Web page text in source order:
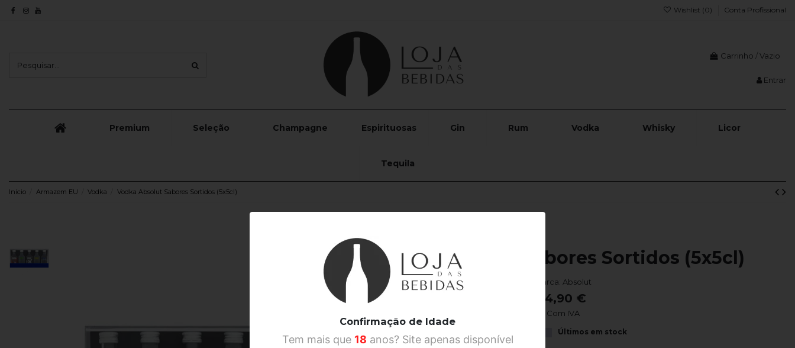
Wishlist (0) Conta Profissional
Carrinho /Vazio
Entrar
Premium Seleção Champagne Espirituosas Gin Rum Vodka Whisky Licor
Tequila
Início Armazem EU Vodka Vodka Absolut Sabores Sortidos (5x5cl)
Vodka Absolut Sabores Sortidos (5x5cl)
Marca: Absolut
14,90 €
Com IVA
Últimos em stock
Confirmação de Idade
Tem mais que 18 anos? Site apenas disponível